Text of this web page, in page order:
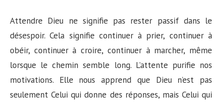
Attendre Dieu ne signifie pas rester passif dans le
désespoir. Cela signifie continuer à prier, continuer à
obéir, continuer à croire, continuer à marcher, même
lorsque le chemin semble long. L’attente purifie nos
motivations. Elle nous apprend que Dieu n’est pas
seulement Celui qui donne des réponses, mais Celui qui